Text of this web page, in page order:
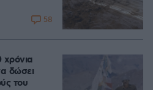
58
δώσει
του